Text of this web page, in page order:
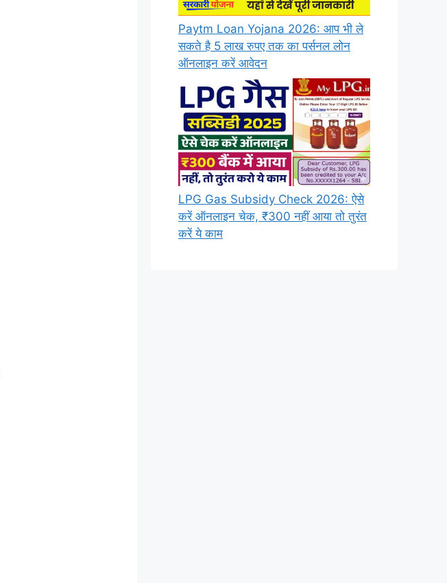
Paytm Loan Yojana 2026: आप भी ले
सकते है 5 लाख रुपए तक का पर्सनल लोन
ऑनलाइन करें आवेदन
LPG Gas Subsidy Check 2026: ऐसे
करें ऑनलाइन चेक, ₹300 नहीं आया तो तुरंत
करें ये काम